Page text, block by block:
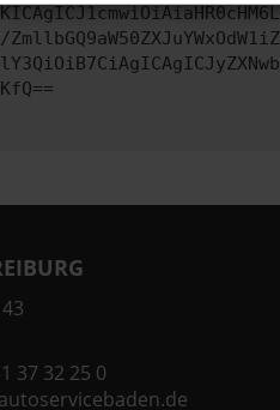
37 32 25 0